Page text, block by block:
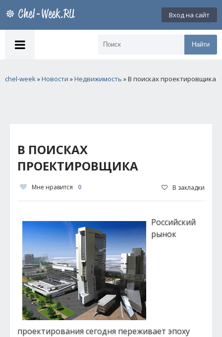
Вход на сайт
Найти
chel-week»Новости »Недвижимость » В поисках проектировщика
В ПОИСКАХ
ПРОЕКТИРОВЩИКА
Мне нравится 0 В закладки
Российский
рынок
проектирования сегодня переживает эпоху